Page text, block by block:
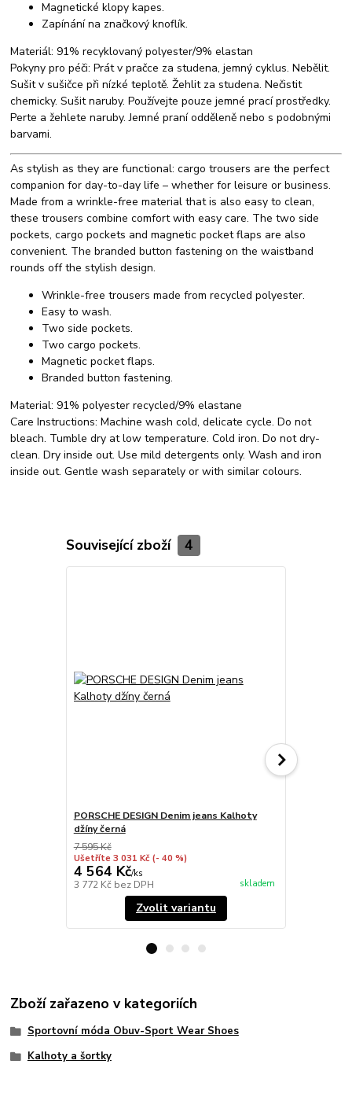
Magnetické klopy kapes.
Zapínání na značkový knoflík.
Materiál: 91% recyklovaný polyester/9% elastan
Pokyny pro péči: Prát v pračce za studena, jemný cyklus. Nebělit.
Sušit v sušičce při nízké teplotě. Žehlit za studena. Nečistit
chemicky. Sušit naruby. Používejte pouze jemné prací prostředky.
Perte a žehlete naruby. Jemné praní odděleně nebo s podobnými
barvami.
As stylish as they are functional: cargo trousers are the perfect
companion for day-to-day life – whether for leisure or business.
Made from a wrinkle-free material that is also easy to clean,
these trousers combine comfort with easy care. The two side
pockets, cargo pockets and magnetic pocket flaps are also
convenient. The branded button fastening on the waistband
rounds off the stylish design.
Wrinkle-free trousers made from recycled polyester.
Easy to wash.
Two side pockets.
Two cargo pockets.
Magnetic pocket flaps.
Branded button fastening.
Material: 91% polyester recycled/9% elastane
Care Instructions:Machine wash cold, delicate cycle. Do not
bleach. Tumble dry at low temperature. Cold iron. Do not dry-
clean. Dry inside out. Use mild detergents only. Wash and iron
inside out. Gentle wash separately or with similar colours.
Související zboží 4
PORSCHE DESIGN Denim jeans Kalhoty
džíny černá
7 595 Kč
Ušetříte 3 031 Kč (- 40 %)
4 564 Kč/ks
3 772 Kč bez DPH skladem
Zvolit variantu
Zboží zařazeno v kategoriích
Sportovní móda Obuv-Sport Wear Shoes
Kalhoty a šortky